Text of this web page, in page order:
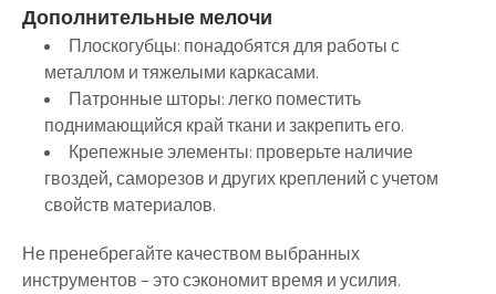
Дополнительные мелочи
Плоскогубцы: понадобятся для работы с
металлом и тяжелыми каркасами.
Патронные шторы:легко поместить
поднимающийся край ткани и закрепить его.
Крепежные элементы: проверьте наличие
гвоздей, саморезов и других креплений с учетом
свойств материалов.
Не пренебрегайте качеством выбранных
инструментов – это сэкономит время и усилия.